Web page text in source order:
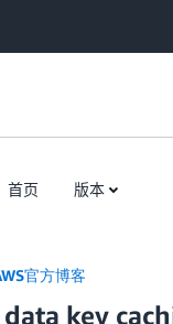
首页 版本
官方博客
data key